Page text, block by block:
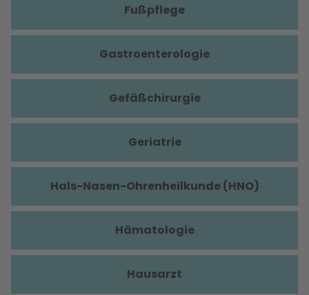
Fußpflege
Gastroenterologie
Gefäßchirurgie
Geriatrie
Hals-Nasen-Ohrenheilkunde (HNO)
Hämatologie
Hausarzt